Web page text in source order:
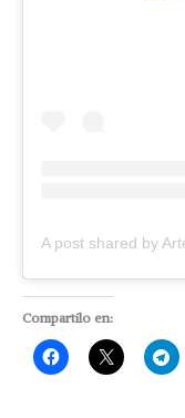
Compartilo en: